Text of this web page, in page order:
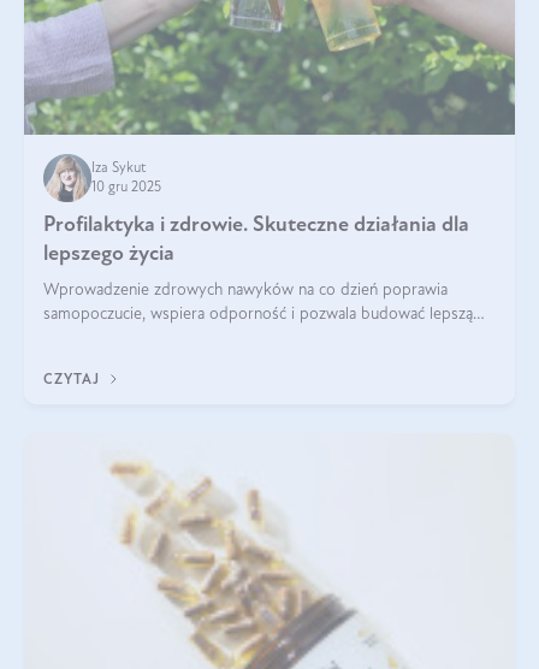
Iza Sykut
10 gru 2025
Profilaktyka i zdrowie. Skuteczne działania dla
lepszego życia
Wprowadzenie zdrowych nawyków na co dzień poprawia
samopoczucie, wspiera odporność i pozwala budować lepszą
CZYTAJ